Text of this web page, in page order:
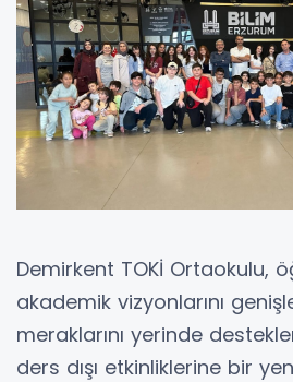
Demirkent TOKİ Ortaokulu,
akademik vizyonlarını
meraklarını yerinde
ders dışı etkinliklerine bir